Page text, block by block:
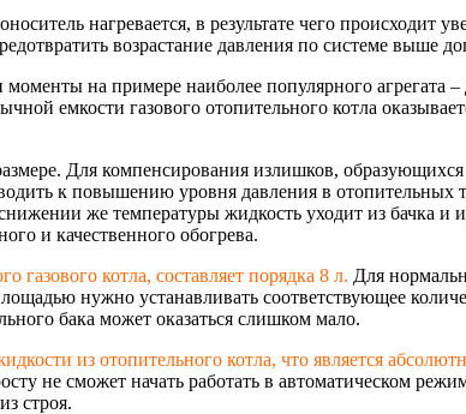
нагревается, в результате чего происходит
возрастание давления по системе выше
на примере наиболее популярного агрегата
емкости газового отопительного котла
Для компенсирования излишков, образующихся
к повышению уровня давления в отопительных
же температуры жидкость уходит из бачка и
и качественного обогрева.
газового котла, составляет порядка 8 л. Для
нужно устанавливать соответствующее
бака может оказаться слишком мало.
из отопительного котла, что является
не сможет начать работать в автоматическом
строя.